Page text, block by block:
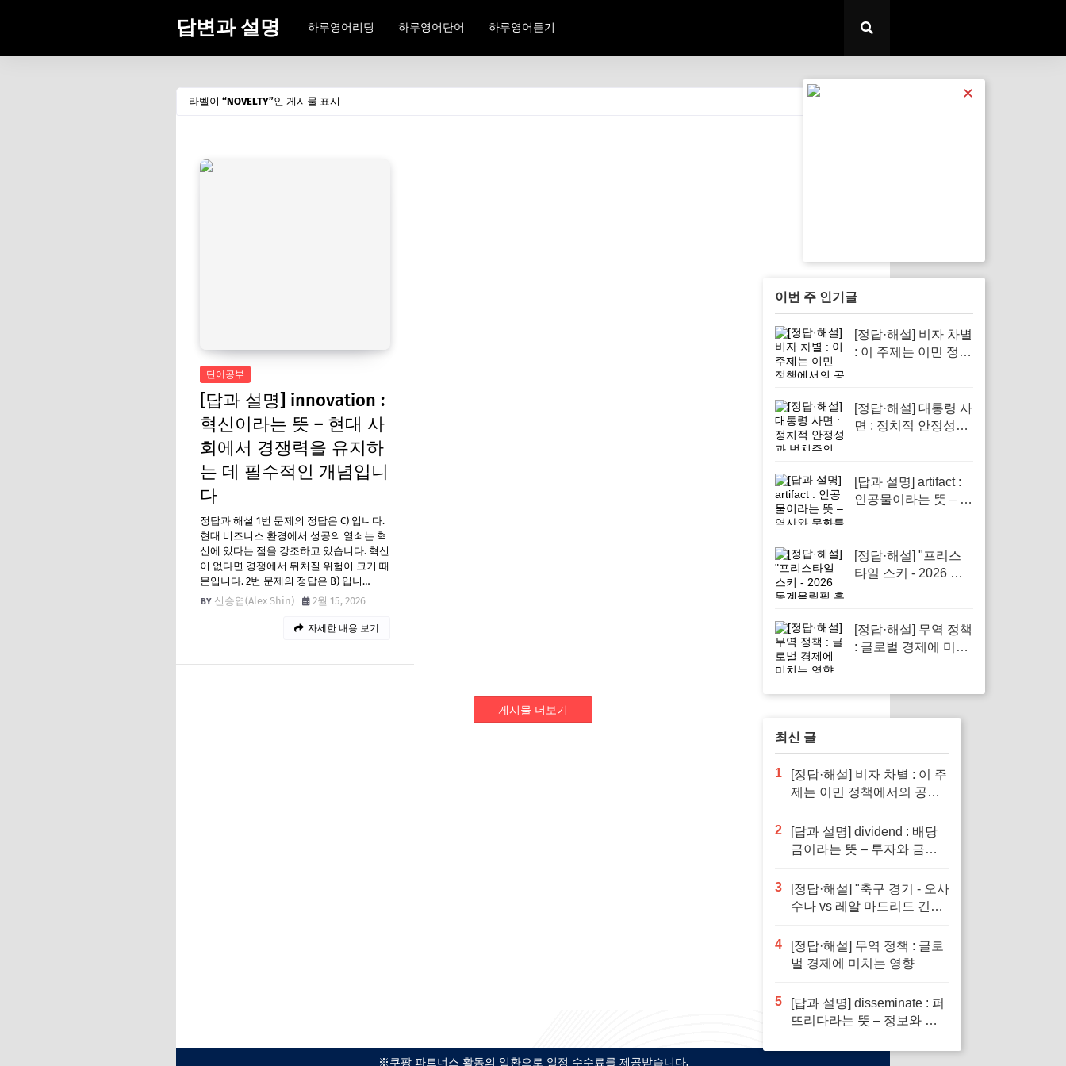
답변과 설명 하루영어리딩 하루영어단어 하루영어듣기
라벨이 NOVELTY 인 게시물 표시
단어공부
[답과 설명] innovation :
혁신이라는 뜻 – 현대 사
회에서 경쟁력을 유지하
는 데 필수적인 개념입니
다
정답과 해설 1번 문제의 정답은 C) 입니다.
현대 비즈니스 환경에서 성공의 열쇠는 혁
신에 있다는 점을 강조하고 있습니다. 혁신
이 없다면 경쟁에서 뒤처질 위험이 크기 때
문입니다. 2번 문제의 정답은 B) 입니…
신승엽(Alex Shin)
2월 15, 2026
자세한 내용 보기
게시물 더보기
※쿠팡 파트너스 활동의 일환으로 일정 수수료를 제공받습니다.
✕
이번 주 인기글
[정답·해설] 비자 차별
: 이 주제는 이민 정책
[정답·해설] 대통령 사
면 : 정치적 안정성과
[답과 설명] artifact :
인공물이라는 뜻 – 역
성을 지닌 단어
[정답·해설] "프리스
타일 스키 - 2026 동
[정답·해설] 무역 정책
: 글로벌 경제에 미치
최신 글
1
[정답·해설] 비자 차별 : 이 주
제는 이민 정책에서의 공정
2
[답과 설명] dividend : 배당
금이라는 뜻 – 투자와 금융
알아야 할 단어입니다
3
[정답·해설] "축구 경기 - 오사
수나 vs 레알 마드리드 긴장
4
[정답·해설] 무역 정책 : 글로
벌 경제에 미치는 영향
5
[답과 설명] disseminate : 퍼
뜨리다라는 뜻 – 정보와 지
할을 하는 단어